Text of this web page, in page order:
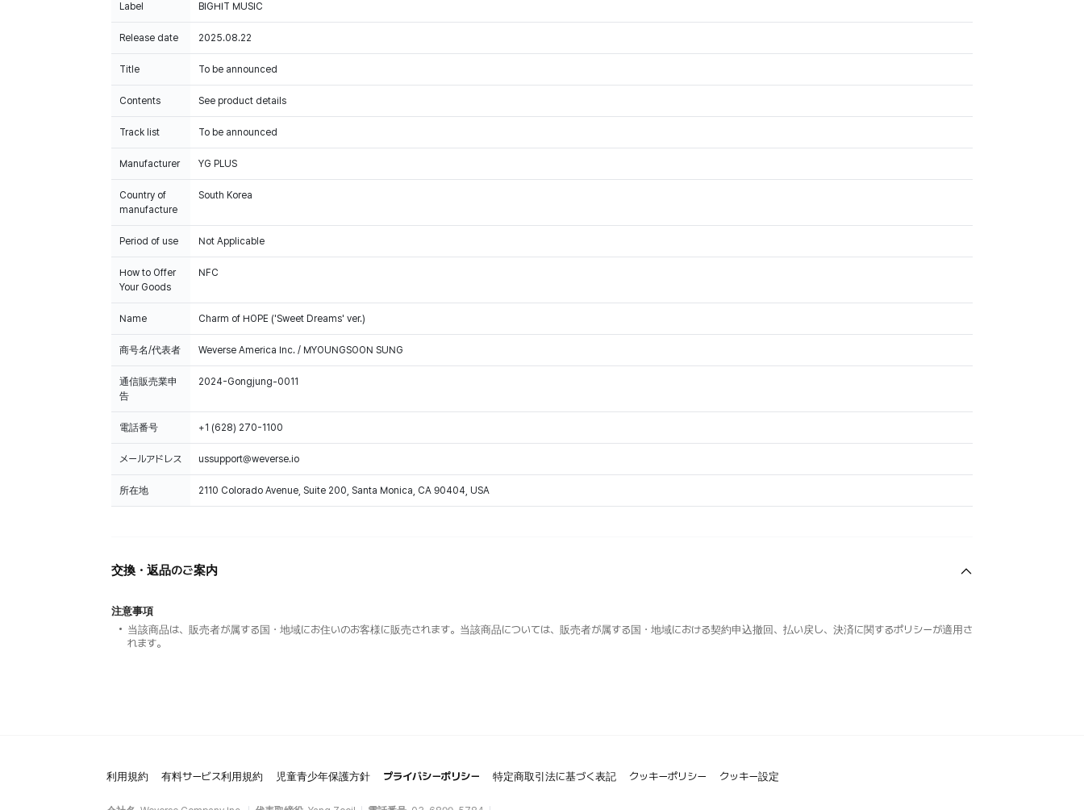
Label BIGHIT MUSIC
Release date 2025.08.22
Title To be announced
Contents See product details
Track list To be announced
Manufacturer YG PLUS
Country of
manufacture
South Korea
Period of use Not Applicable
How to Offer
Your Goods
NFC
Name Charm of HOPE ('Sweet Dreams' ver.)
商号名/代表者 Weverse America Inc. / MYOUNGSOON SUNG
通信販売業申
告
2024-Gongjung-0011
電話番号 +1 (628) 270-1100
メールアドレス ussupport@weverse.io
所在地 2110 Colorado Avenue, Suite 200, Santa Monica, CA 90404, USA
交換・返品のご案内
注意事項
当該商品は、販売者が属する国・地域にお住いのお客様に販売されます。当該商品については、販売者が属する国・地域における契約申込撤回、払い戻し、決済に関するポリシーが適用さ
れます。
利用規約 有料サービス利用規約 児童青少年保護方針 プライバシーポリシー 特定商取引法に基づく表記 クッキーポリシー クッキー設定